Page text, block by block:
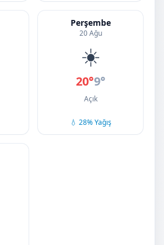
Perşembe
20 Ağu
☀️
20°9°
Açık
💧 28% Yağış